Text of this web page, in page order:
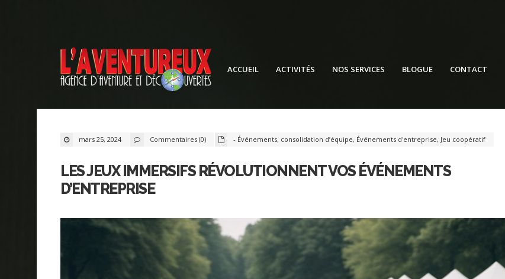
ACCUEIL ACTIVITÉS NOS SERVICES BLOGUE CONTACT
mars 25, 2024 Commentaires (0) - Événements, consolidation d’équipe, Événements d'entreprise, Jeu coopératif
LES JEUX IMMERSIFS RÉVOLUTIONNENT VOS ÉVÉNEMENTS
D’ENTREPRISE